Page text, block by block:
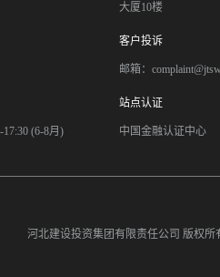
大厦10楼
客户投诉
邮箱：
17:30 (6-8月)
站点认证
中国金融认证中心
河北建设投资集团有限责任公司 版权所